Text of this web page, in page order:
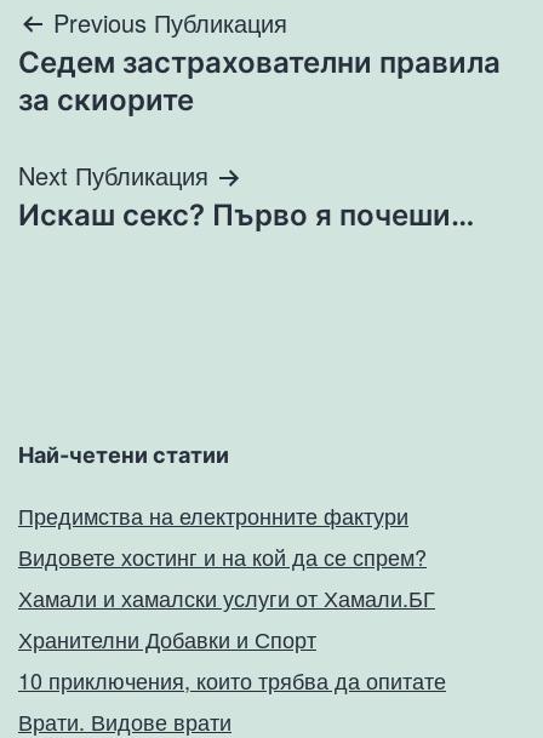
Навигация
Previous Публикация
Седем застрахователни правила
за скиорите
Next Публикация
Искаш секс? Първо я почеши…
Най-четени статии
Предимства на електронните фактури
Видовете хостинг и на кой да се спрем?
Хамали и хамалски услуги от Хамали.БГ
Хранителни Добавки и Спорт
10 приключения, които трябва да опитате
Врати. Видове врати